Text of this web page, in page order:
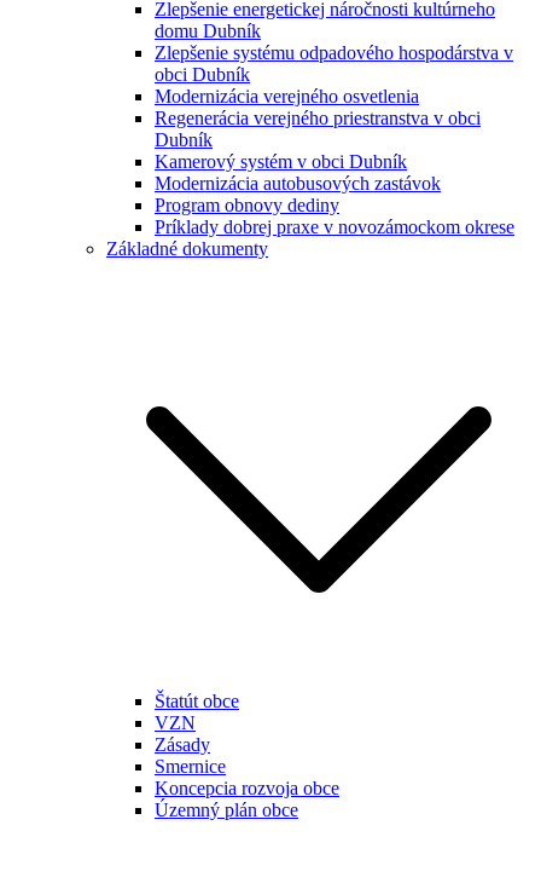
Zlepšenie energetickej náročnosti kultúrneho
domu Dubník
Zlepšenie systému odpadového hospodárstva v
obci Dubník
Modernizácia verejného osvetlenia
Regenerácia verejného priestranstva v obci
Dubník
Kamerový systém v obci Dubník
Modernizácia autobusových zastávok
Program obnovy dediny
Príklady dobrej praxe v novozámockom okrese
Základné dokumenty
Štatút obce
VZN
Zásady
Smernice
Koncepcia rozvoja obce
Územný plán obce